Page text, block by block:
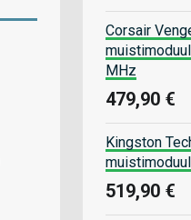
Corsair
MHz
479,90 €
Kingston
519,90 €